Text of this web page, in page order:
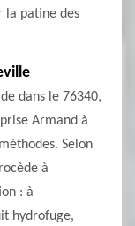
la patine des
dans le 76340,
Armand à
Selon
à
: à
hydrofuge,